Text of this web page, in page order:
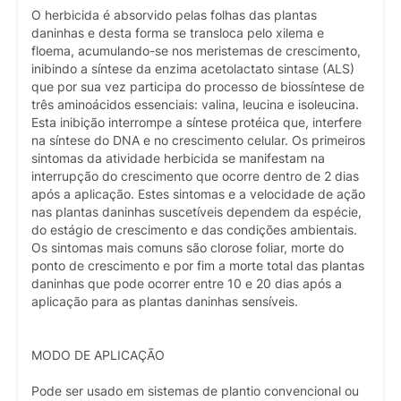
O herbicida é absorvido pelas folhas das plantas
daninhas e desta forma se transloca pelo xilema e
floema, acumulando-se nos meristemas de crescimento,
inibindo a síntese da enzima acetolactato sintase (ALS)
que por sua vez participa do processo de biossíntese de
três aminoácidos essenciais: valina, leucina e isoleucina.
Esta inibição interrompe a síntese protéica que, interfere
na síntese do DNA e no crescimento celular. Os primeiros
sintomas da atividade herbicida se manifestam na
interrupção do crescimento que ocorre dentro de 2 dias
após a aplicação. Estes sintomas e a velocidade de ação
nas plantas daninhas suscetíveis dependem da espécie,
do estágio de crescimento e das condições ambientais.
Os sintomas mais comuns são clorose foliar, morte do
ponto de crescimento e por fim a morte total das plantas
daninhas que pode ocorrer entre 10 e 20 dias após a
aplicação para as plantas daninhas sensíveis.
MODO DE APLICAÇÃO
Pode ser usado em sistemas de plantio convencional ou